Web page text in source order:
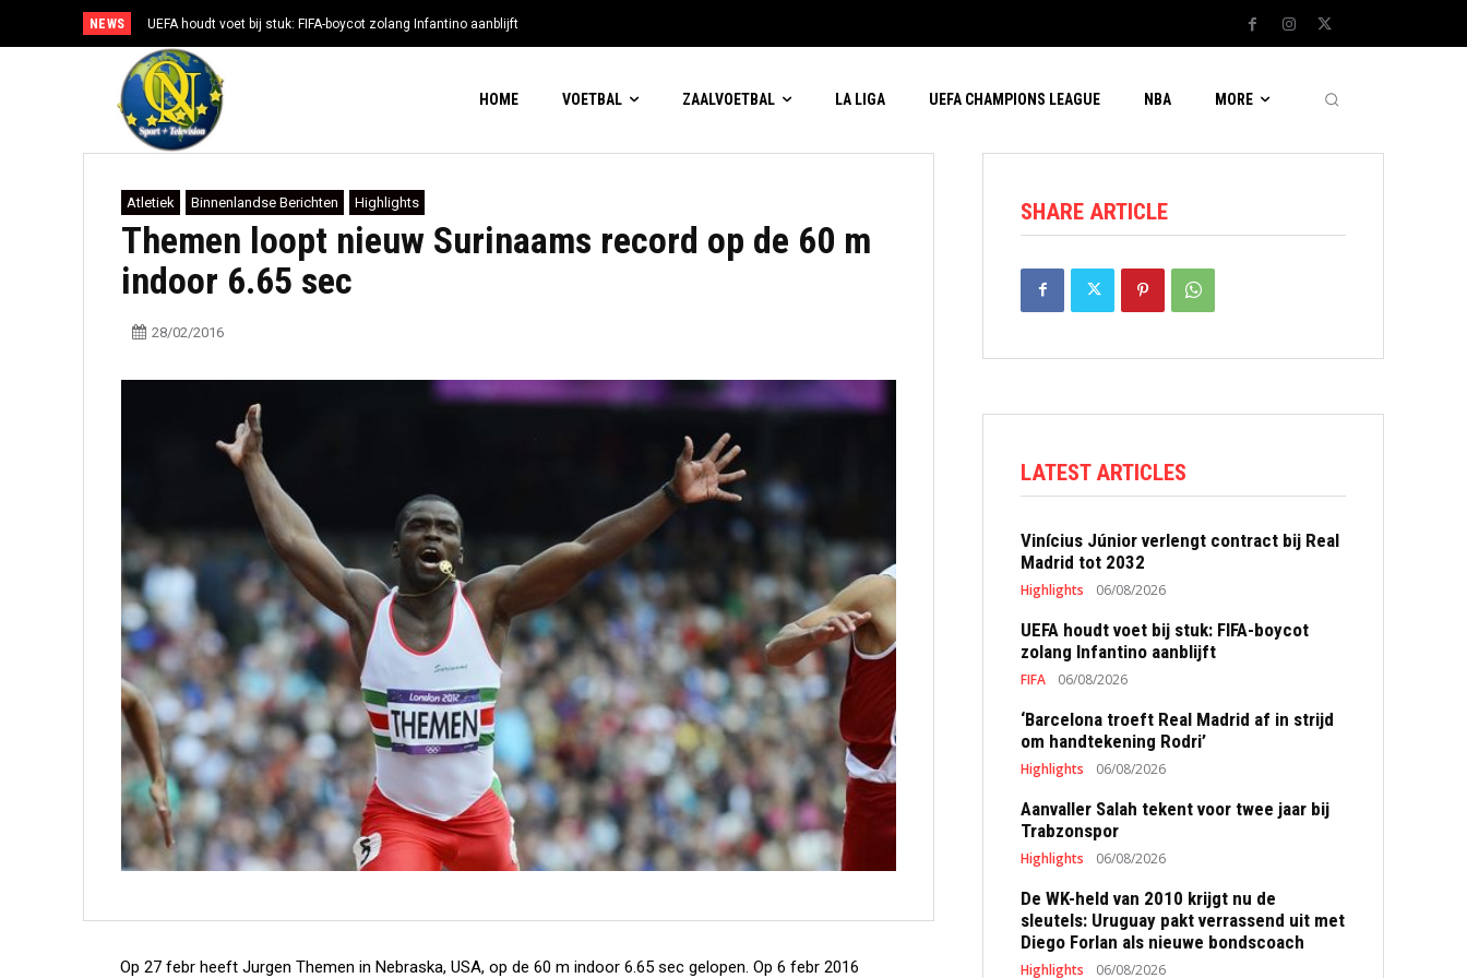
NEWS UEFA houdt voet bij stuk: FIFA-boycot zolang Infantino aanblijft
HOME VOETBAL ZAALVOETBAL LA LIGA UEFA CHAMPIONS LEAGUE NBA MORE
Atletiek Binnenlandse Berichten Highlights
Themen loopt nieuw Surinaams record op de 60 m
indoor 6.65 sec
28/02/2016
Op 27 febr heeft Jurgen Themen in Nebraska, USA, op de 60 m indoor 6.65 sec gelopen. Op 6 febr 2016
SHARE ARTICLE
LATEST ARTICLES
Vinícius Júnior verlengt contract bij Real
Madrid tot 2032
Highlights 06/08/2026
UEFA houdt voet bij stuk: FIFA-boycot
zolang Infantino aanblijft
FIFA 06/08/2026
‘Barcelona troeft Real Madrid af in strijd
om handtekening Rodri’
Highlights 06/08/2026
Aanvaller Salah tekent voor twee jaar bij
Trabzonspor
Highlights 06/08/2026
De WK-held van 2010 krijgt nu de
sleutels: Uruguay pakt verrassend uit met
Diego Forlan als nieuwe bondscoach
Highlights 06/08/2026